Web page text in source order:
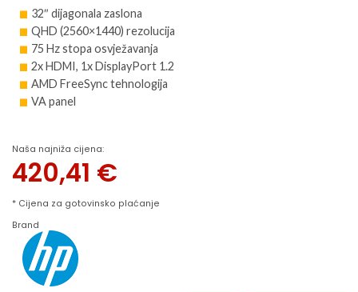
32″ dijagonala zaslona
QHD (2560×1440) rezolucija
75 Hz stopa osvježavanja
2x HDMI, 1x DisplayPort 1.2
AMD FreeSync tehnologija
VA panel
Naša najniža cijena:
420,41 €
* Cijena za gotovinsko plaćanje
Brand